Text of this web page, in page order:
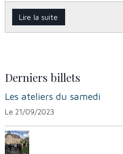
Lire la suite
Derniers billets
Les ateliers du samedi
Le 21/09/2023